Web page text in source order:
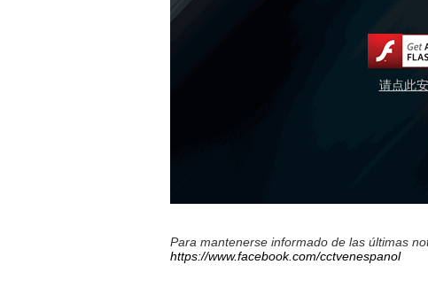
请点此
Para mantenerse informado de las últimas
https://www.facebook.com/cctvenespanol